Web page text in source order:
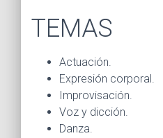
TEMAS
Actuación.
Expresión corporal.
mprovisación.
Voz y dicción.
Danza.